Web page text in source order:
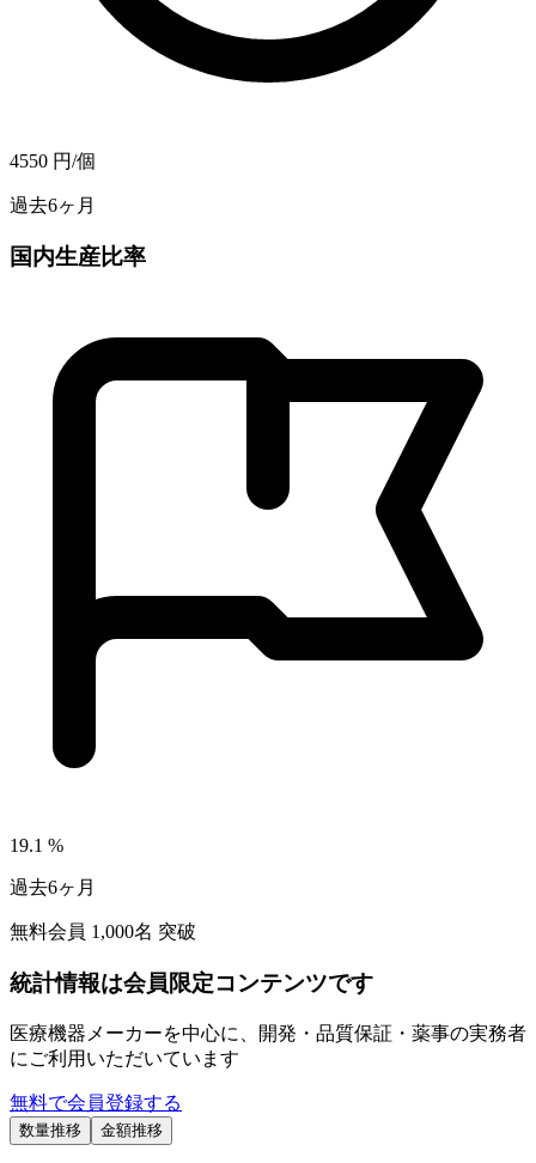
4550 円/個
過去6ヶ月
国内生産比率
19.1 %
過去6ヶ月
無料会員 1,000名 突破
統計情報は会員限定コンテンツです
医療機器メーカーを中心に、開発・品質保証・薬事の実務者
にご利用いただいています
無料で会員登録する
数量推移 金額推移